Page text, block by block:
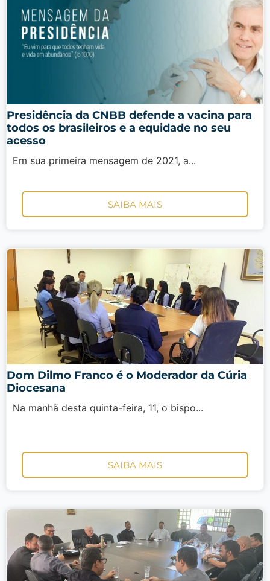
Presidência da CNBB defende a vacina para
todos os brasileiros e a equidade no seu
acesso
Em sua primeira mensagem de 2021, a...
SAIBA MAIS
Dom Dilmo Franco é o Moderador da Cúria
Diocesana
Na manhã desta quinta-feira, 11, o bispo...
SAIBA MAIS